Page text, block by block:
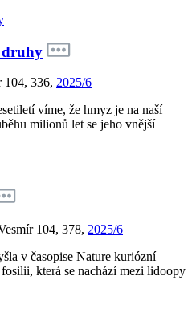
104, 336, 2025/6
víme, že hmyz je na naší
milionů let se jeho vnější
104, 378, 2025/6
v časopise Nature kuriózní
která se nachází mezi lidoopy